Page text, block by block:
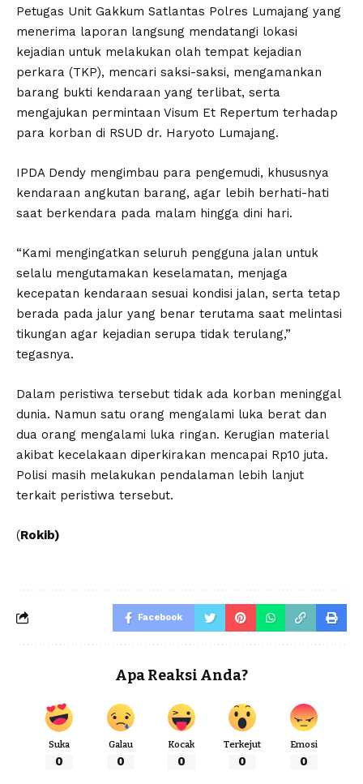
Petugas Unit Gakkum Satlantas Polres Lumajang yang
menerima laporan langsung mendatangi lokasi
kejadian untuk melakukan olah tempat kejadian
perkara (TKP), mencari saksi-saksi, mengamankan
barang bukti kendaraan yang terlibat, serta
mengajukan permintaan Visum Et Repertum terhadap
para korban di RSUD dr. Haryoto Lumajang.
IPDA Dendy mengimbau para pengemudi, khususnya
kendaraan angkutan barang, agar lebih berhati-hati
saat berkendara pada malam hingga dini hari.
“Kami mengingatkan seluruh pengguna jalan untuk
selalu mengutamakan keselamatan, menjaga
kecepatan kendaraan sesuai kondisi jalan, serta tetap
berada pada jalur yang benar terutama saat melintasi
tikungan agar kejadian serupa tidak terulang,”
tegasnya.
Dalam peristiwa tersebut tidak ada korban meninggal
dunia. Namun satu orang mengalami luka berat dan
dua orang mengalami luka ringan. Kerugian material
akibat kecelakaan diperkirakan mencapai Rp10 juta.
Polisi masih melakukan pendalaman lebih lanjut
terkait peristiwa tersebut.
(Rokib)
Facebook
Apa Reaksi Anda?
Suka
0
Galau
0
Kocak
0
Terkejut
0
Emosi
0